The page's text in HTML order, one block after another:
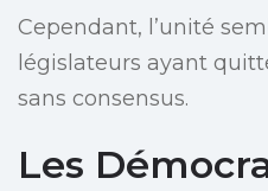
Cependant, l’unité
législateurs ayant
sans consensus.
Les